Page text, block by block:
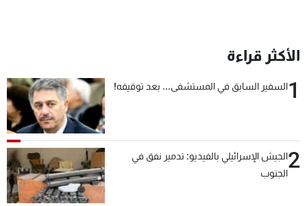
الأكثر قراءة
1السفير السابق في المستشفى... بعد توقيفه!
2الجيش الإسرائيلي بالفيديو: تدمير نفق في
الجنوب